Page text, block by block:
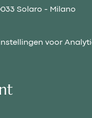
Solaro - Milano
voor